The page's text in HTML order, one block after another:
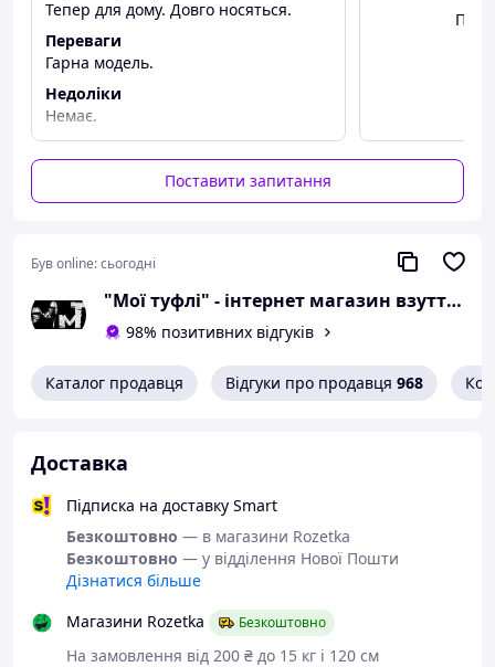
Вам сподобалася модель
і Ви вирішили купити?
Зателефонуйте 067-9272731 / 050-
9336271 і уточніть наявність
необхідного Вам розміру.
Або задайте запитання на
Всі товари магазину -->
Крокси "Jose
Український аналог
Взуття від українського виробника.
Зроблена на італійському обладнанні
і з того ж самого матеріалу, що і
оригінальні Crocs, які стоять на
порядок дорожче.
Матеріал ЕВА (етиленвінілацетат) -
екологічно чистий спінений каучук,
Тепер для дому. Довго носяться.
Переваги
Гарна модель.
Недоліки
Немає.
Поставити запитання
Був online:сьогодні
"Мої туфлі" - інтернет магазин взуття на всі випадки життя.
98% позитивних відгуків
Каталог продавця Відгуки про продавця 968
Доставка
Підписка на доставку Smart
Безкоштовно — в магазини Rozetka
Безкоштовно — у відділення Нової Пошти
Дізнатися більше
Магазини Rozetka
Безкоштовно
На замовлення від 200 ₴ до 15 кг і 120 см